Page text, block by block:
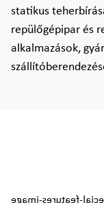
statikus
repülőgépipar és
alkalmazások,